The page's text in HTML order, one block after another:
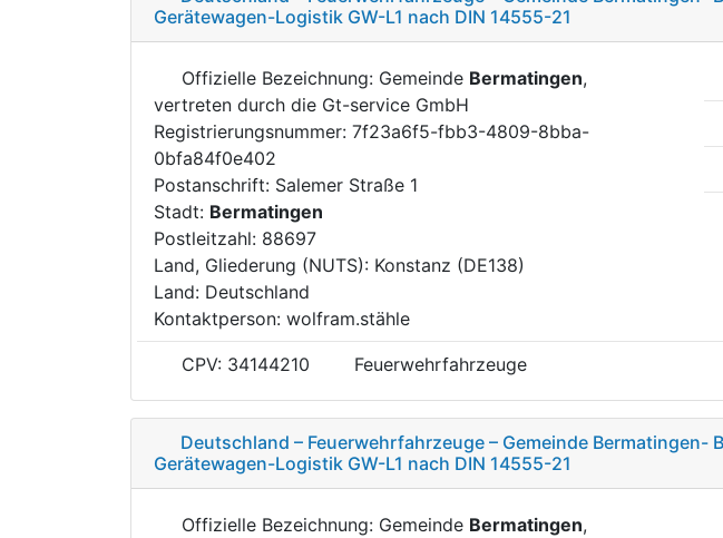
Gerätewagen-Logistik GW-L1 nach DIN 14555-21
Offizielle Bezeichnung: Gemeinde Bermatingen,
vertreten durch die Gt-service GmbH
Registrierungsnummer: 7f23a6f5-fbb3-4809-8bba-
0bfa84f0e402
Postanschrift: Salemer Straße 1
Stadt: Bermatingen
Postleitzahl: 88697
Land, Gliederung (NUTS): Konstanz (DE138)
Land: Deutschland
Kontaktperson: wolfram.stähle
CPV: 34144210 Feuerwehrfahrzeuge
Deutschland – Feuerwehrfahrzeuge – Gemeinde Bermatingen-
Gerätewagen-Logistik GW-L1 nach DIN 14555-21
Offizielle Bezeichnung: Gemeinde Bermatingen,